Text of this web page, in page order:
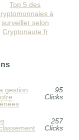
Top 5 des
à
surveiller selon
Cryptonaute.fr
gestion
95
Clicks
257
Clicks